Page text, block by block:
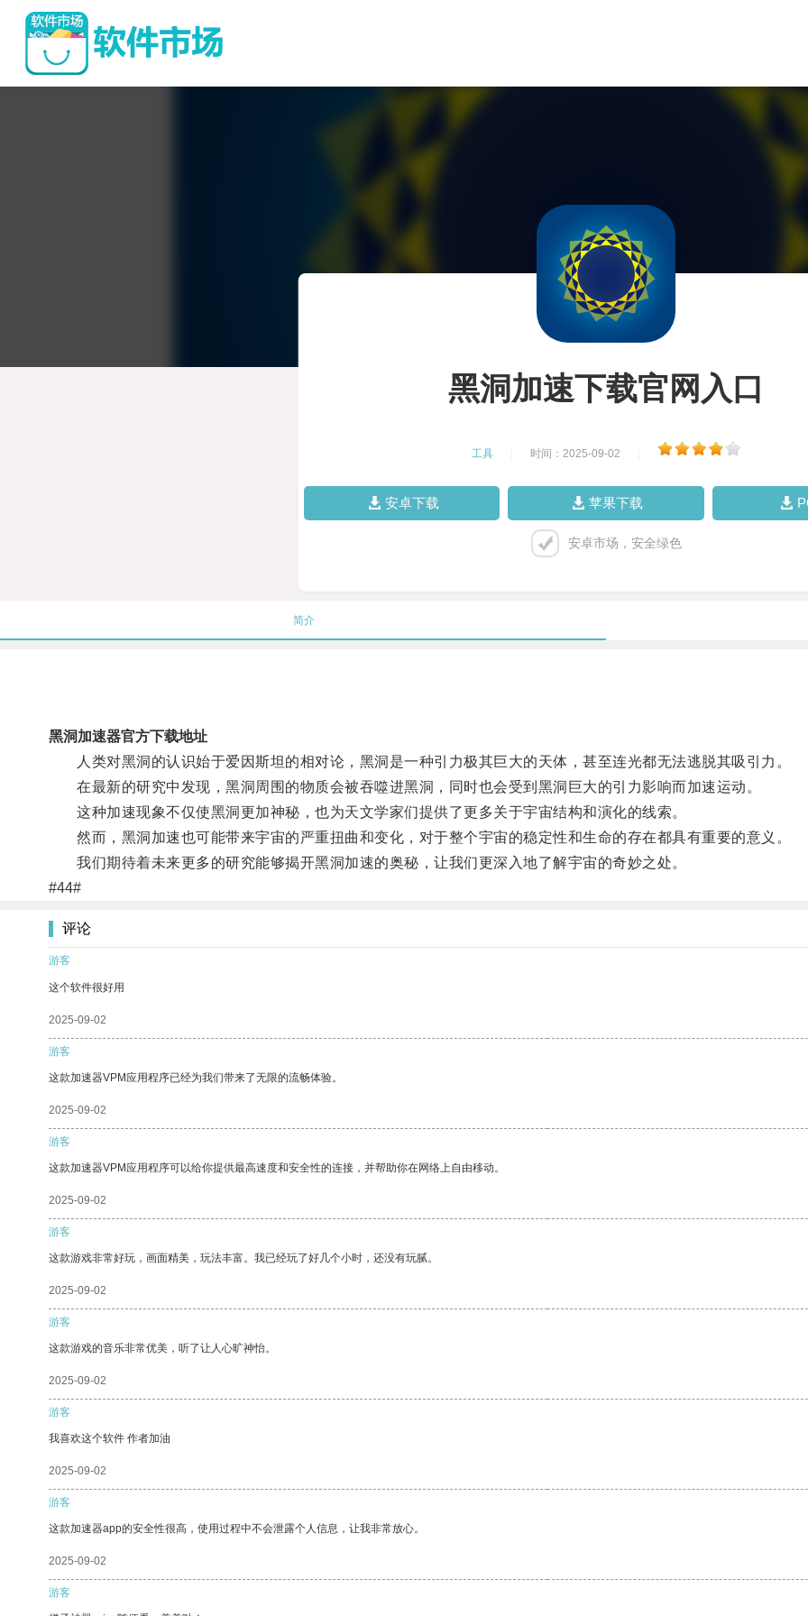
黑洞加速下载官网入口
工具 时间：2025-09-02
安卓下载 苹果下载
安卓市场，安全绿色
简介
黑洞加速器官方下载地址
人类对黑洞的认识始于爱因斯坦的相对论，黑洞是一种引力极其巨大的天体，甚至连光都无法逃脱其吸引力。
在最新的研究中发现，黑洞周围的物质会被吞噬进黑洞，同时也会受到黑洞巨大的引力影响而加速运动。
这种加速现象不仅使黑洞更加神秘，也为天文学家们提供了更多关于宇宙结构和演化的线索。
然而，黑洞加速也可能带来宇宙的严重扭曲和变化，对于整个宇宙的稳定性和生命的存在都具有重要的意义。
我们期待着未来更多的研究能够揭开黑洞加速的奥秘，让我们更深入地了解宇宙的奇妙之处。
#44#
评论
游客
这个软件很好用
2025-09-02
游客
这款加速器VPM应用程序已经为我们带来了无限的流畅体验。
2025-09-02
游客
这款加速器VPM应用程序可以给你提供最高速度和安全性的连接，并帮助你在网络上自由移动。
2025-09-02
游客
这款游戏非常好玩，画面精美，玩法丰富。我已经玩了好几个小时，还没有玩腻。
2025-09-02
游客
这款游戏的音乐非常优美，听了让人心旷神怡。
2025-09-02
游客
我喜欢这个软件 作者加油
2025-09-02
游客
这款加速器app的安全性很高，使用过程中不会泄露个人信息，让我非常放心。
2025-09-02
游客